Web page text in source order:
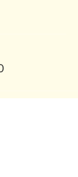
‏15.00 ‏₪